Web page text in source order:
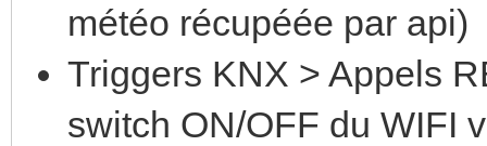
météo récupéée par api)
Triggers KNX > Appels
switch ON/OFF du WIFI